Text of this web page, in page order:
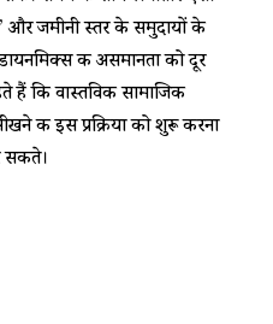
और जमीनी स्तर के समुदायों के
की असमानता को दूर
हैं कि वास्तविक सामाजिक
की इस प्रक्रिया को शुरू करना
सकते।